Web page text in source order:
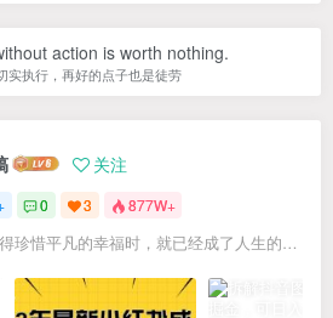
action is worth nothing.
实执行，再好的点子也是徒劳
关注
0 3 877W+
当我们懂得珍惜平凡的幸福时，就已经成了人生的赢家